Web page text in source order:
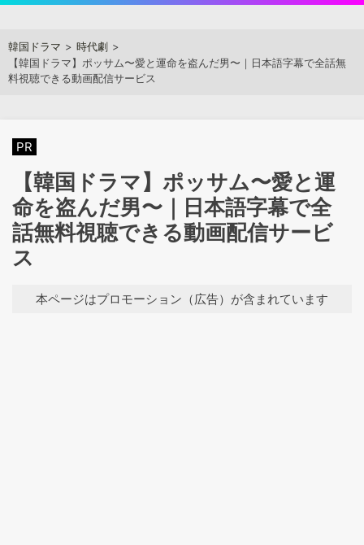
content
アジアンステージ
韓国ドラマ
時代劇
【韓国ドラマ】ポッサム〜愛と運命を盗んだ男〜｜日本語字幕で全話無
料視聴できる動画配信サービス
PR
【韓国ドラマ】ポッサム〜愛と運
命を盗んだ男〜｜日本語字幕で全
話無料視聴できる動画配信サービ
ス
本ページはプロモーション（広告）が含まれています